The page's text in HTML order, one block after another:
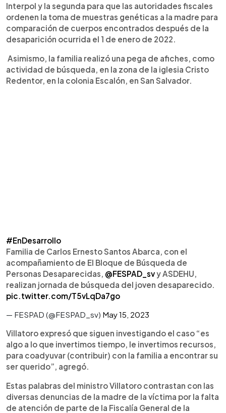
Interpol y la segunda para que las autoridades fiscales
ordenen la toma de muestras genéticas a la madre para
comparación de cuerpos encontrados después de la
desaparición ocurrida el 1 de enero de 2022.
Asimismo, la familia realizó una pega de afiches, como
actividad de búsqueda, en la zona de la iglesia Cristo
Redentor, en la colonia Escalón, en San Salvador.
#EnDesarrollo
Familia de Carlos Ernesto Santos Abarca, con el
acompañamiento de El Bloque de Búsqueda de
Personas Desaparecidas, @FESPAD_svy ASDEHU,
realizan jornada de búsqueda del joven desaparecido.
pic.twitter.com/T5vLqDa7go
— FESPAD (@FESPAD_sv) May 15, 2023
Villatoro expresó que siguen investigando el caso “es
algo a lo que invertimos tiempo, le invertimos recursos,
para coadyuvar (contribuir) con la familia a encontrar su
ser querido”, agregó.
Estas palabras del ministro Villatoro contrastan con las
diversas denuncias de la madre de la víctima por la falta
de atención de parte de la Fiscalía General de la